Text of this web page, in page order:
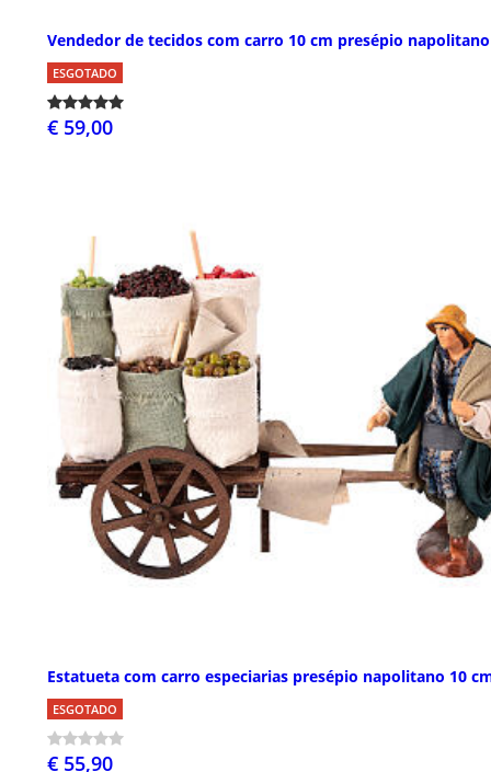
Vendedor de tecidos com carro 10 cm presépio napolitano
ESGOTADO
€ 59,00
Estatueta com carro especiarias presépio napolitano 10
ESGOTADO
€ 55,90